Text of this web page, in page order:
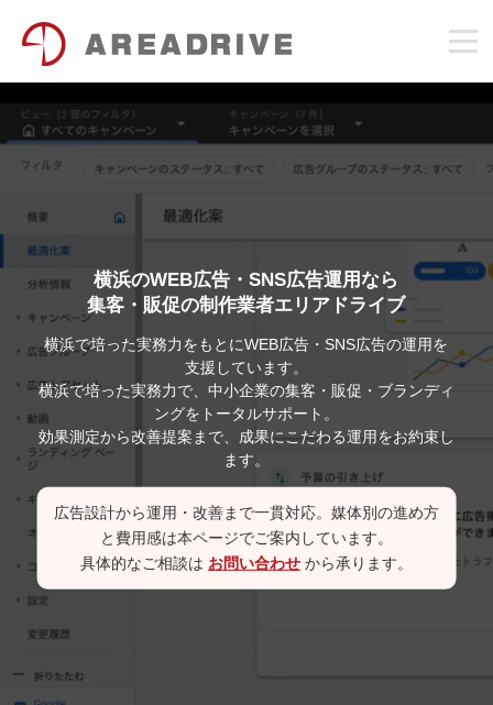
横浜のWEB広告・SNS広告運用なら
集客・販促の制作業者エリアドライブ
横浜で培った実務力をもとにWEB広告・SNS広告の運用を
支援しています。
横浜で培った実務力で、中小企業の集客・販促・ブランディ
ングをトータルサポート。
効果測定から改善提案まで、成果にこだわる運用をお約束し
ます。
広告設計から運用・改善まで一貫対応。媒体別の進め方
と費用感は本ページでご案内しています。
具体的なご相談は お問い合わせから承ります。